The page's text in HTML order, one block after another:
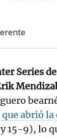
Series
abrió
15-9), lo